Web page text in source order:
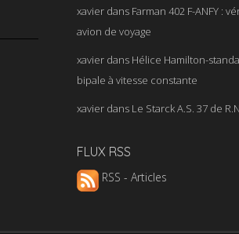
xavier dans Farman 402 F-ANFY :
avion de voyage
xavier dans Hélice Hamilton-
bipale à vitesse constante
xavier dans Le Starck A.S. 37 de
FLUX RSS
RSS - Articles